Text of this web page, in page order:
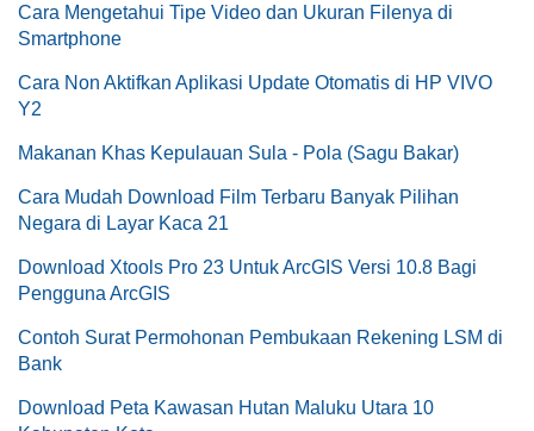
Cara Mengetahui Tipe Video dan Ukuran Filenya di
Smartphone
Cara Non Aktifkan Aplikasi Update Otomatis di HP VIVO
Y2
Makanan Khas Kepulauan Sula - Pola (Sagu Bakar)
Cara Mudah Download Film Terbaru Banyak Pilihan
Negara di Layar Kaca 21
Download Xtools Pro 23 Untuk ArcGIS Versi 10.8 Bagi
Pengguna ArcGIS
Contoh Surat Permohonan Pembukaan Rekening LSM di
Bank
Download Peta Kawasan Hutan Maluku Utara 10